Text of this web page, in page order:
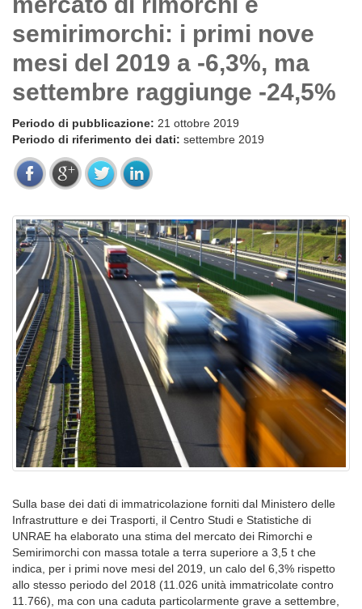
semirimorchi: i primi nove
mesi del 2019 a -6,3%, ma
settembre raggiunge -24,5%
Periodo di pubblicazione: 21 ottobre 2019
Periodo di riferimento dei dati: settembre 2019
Sulla base dei dati di immatricolazione forniti dal Ministero delle
Infrastrutture e dei Trasporti, il Centro Studi e Statistiche di
UNRAE ha elaborato una stima del mercato dei Rimorchi e
Semirimorchi con massa totale a terra superiore a 3,5 t che
indica, per i primi nove mesi del 2019, un calo del 6,3% rispetto
allo stesso periodo del 2018 (11.026 unità immatricolate contro
11.766), ma con una caduta particolarmente grave a settembre,